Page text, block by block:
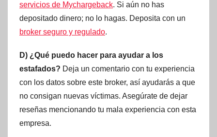
servicios de Mychargeback. Si aún no has
depositado dinero; no lo hagas. Deposita con un
broker seguro y regulado.
D) ¿Qué puedo hacer para ayudar a los
estafados? Deja un comentario con tu experiencia
con los datos sobre este broker, así ayudarás a que
no consigan nuevas víctimas. Asegúrate de dejar
reseñas mencionando tu mala experiencia con esta
empresa.